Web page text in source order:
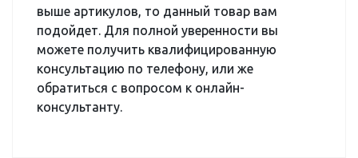
выше артикулов, то данный товар вам
подойдет. Для полной уверенности вы
можете получить квалифицированную
консультацию по телефону, или же
обратиться с вопросом к онлайн-
консультанту.